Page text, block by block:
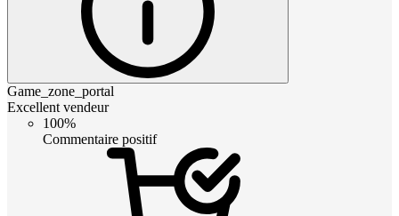
Game_zone_portal
Excellent vendeur
100%
Commentaire positif